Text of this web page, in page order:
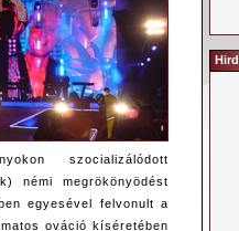
szocializálódott
némi megrökönyödést
egyesével felvonult a
ováció kíséretében